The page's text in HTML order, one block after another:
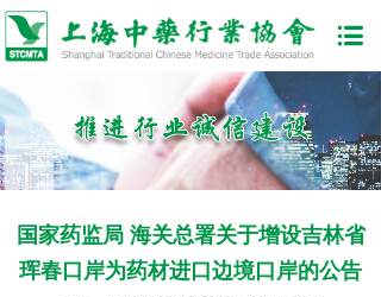
国家药监局 海关总署关于增设吉林省
珲春口岸为药材进口边境口岸的公告